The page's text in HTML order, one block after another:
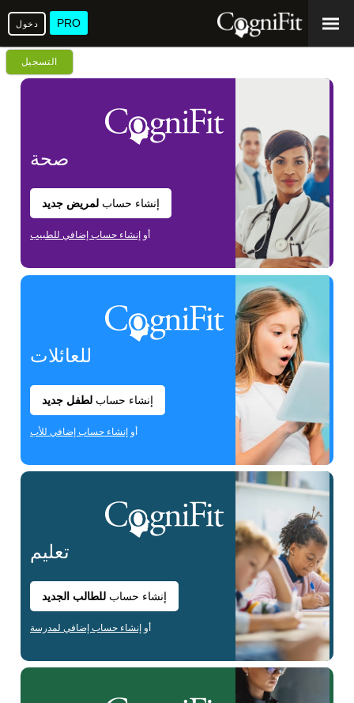
PRO دخول
التسجيل
صحة
إنشاء حسابلمريض جديد
أو إنشاء حساب إضافي للطبيب
للعائلات
إنشاء حسابلطفل جديد
أوإنشاء حساب إضافي للأب
تعليم
إنشاء حسابللطالب الجديد
أو إنشاء حساب إضافي لمدرسة